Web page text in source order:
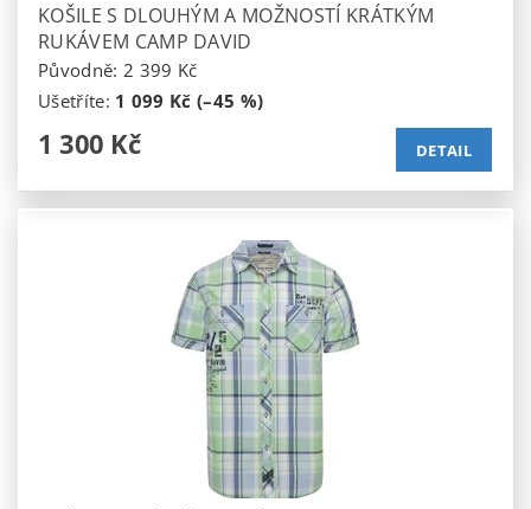
KOŠILE S DLOUHÝM A MOŽNOSTÍ KRÁTKÝM
RUKÁVEM CAMP DAVID
Původně: 2 399 Kč
Ušetříte: 1 099 Kč (–45 %)
1 300 Kč DETAIL